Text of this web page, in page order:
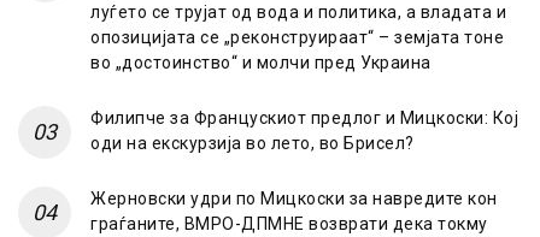
луѓето се трујат од вода и политика, а владата и
опозицијата се „реконструираат“ – земјата тоне
во „достоинство“ и молчи пред Украина
Филипче за Францускиот предлог и Мицкоски: Кој
оди на екскурзија во лето, во Брисел?
Жерновски удри по Мицкоски за навредите кон
граѓаните, ВМРО-ДПМНЕ возврати дека токму